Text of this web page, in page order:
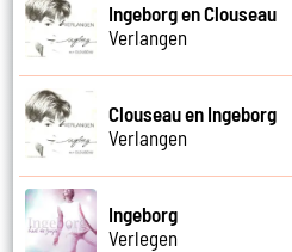
Ingeborg en Clouseau
Verlangen
Clouseau en Ingeborg
Verlangen
Ingeborg
Verlegen